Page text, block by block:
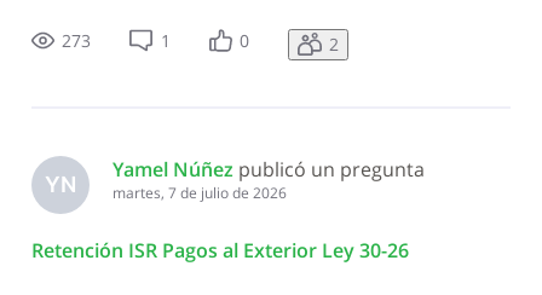
consultoría aplica una reducción del 27% al 15% o se
mantiene el 27% para
273 1 0 2
YN
Yamel Núñez publicó un pregunta
martes, 7 de julio de 2026
Retención ISR Pagos al Exterior Ley 30-26